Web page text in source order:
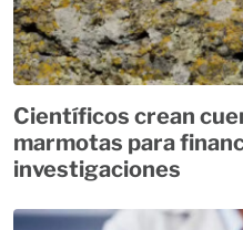
Científicos crean
marmotas para
investigaciones